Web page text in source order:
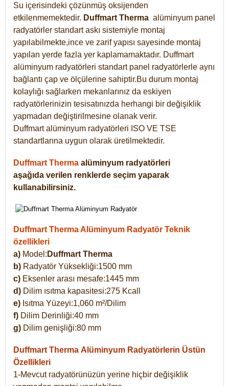
Su içerisindeki çözünmüş oksijenden
etkilenmemektedir. Duffmart Therma alüminyum panel
radyatörler standart askı sistemiyle montaj
yapılabilmekte,ince ve zarif yapısı sayesinde montaj
yapılan yerde fazla yer kaplamamaktadır. Duffmart
alüminyum radyatörleri standart panel radyatörlerle aynı
bağlantı çap ve ölçülerine sahiptir.Bu durum montaj
kolaylığı sağlarken mekanlarınız da eskiyen
radyatörlerinizin tesisatınızda herhangi bir değişiklik
yapmadan değiştirilmesine olanak verir.
Duffmart alüminyum radyatörleri ISO VE TSE
standartlarına uygun olarak üretilmektedir.
Duffmart Therma alüminyum radyatörleri
aşağıda verilen renklerde seçim yaparak
kullanabilirsiniz.
Duffmart Therma Alüminyum Radyatör Teknik
özellikleri
a) Model: Duffmart Therma
b) Radyatör Yüksekliği:1500 mm
c) Eksenler arası mesafe:1445 mm
d) Dilim ısıtma kapasitesi:275 Kcall
e) Isıtma Yüzeyi:1,060 m²/Dilim
f) Dilim Derinliği:40 mm
g) Dilim genişliği:80 mm
Duffmart Therma Alüminyum Radyatörlerin Üstün
Özellikleri
1-Mevcut radyatörünüzün yerine hiçbir değişiklik